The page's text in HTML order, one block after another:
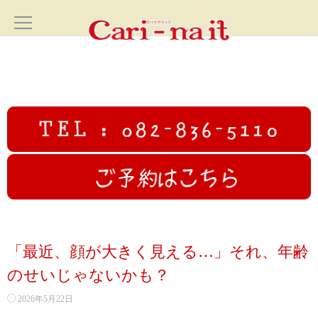
サロン案内
SALON
高圧ジェットフェイシャル
「最近、顔が大きく見える…」それ、年齢
のせいじゃないかも？
2026年5月22日